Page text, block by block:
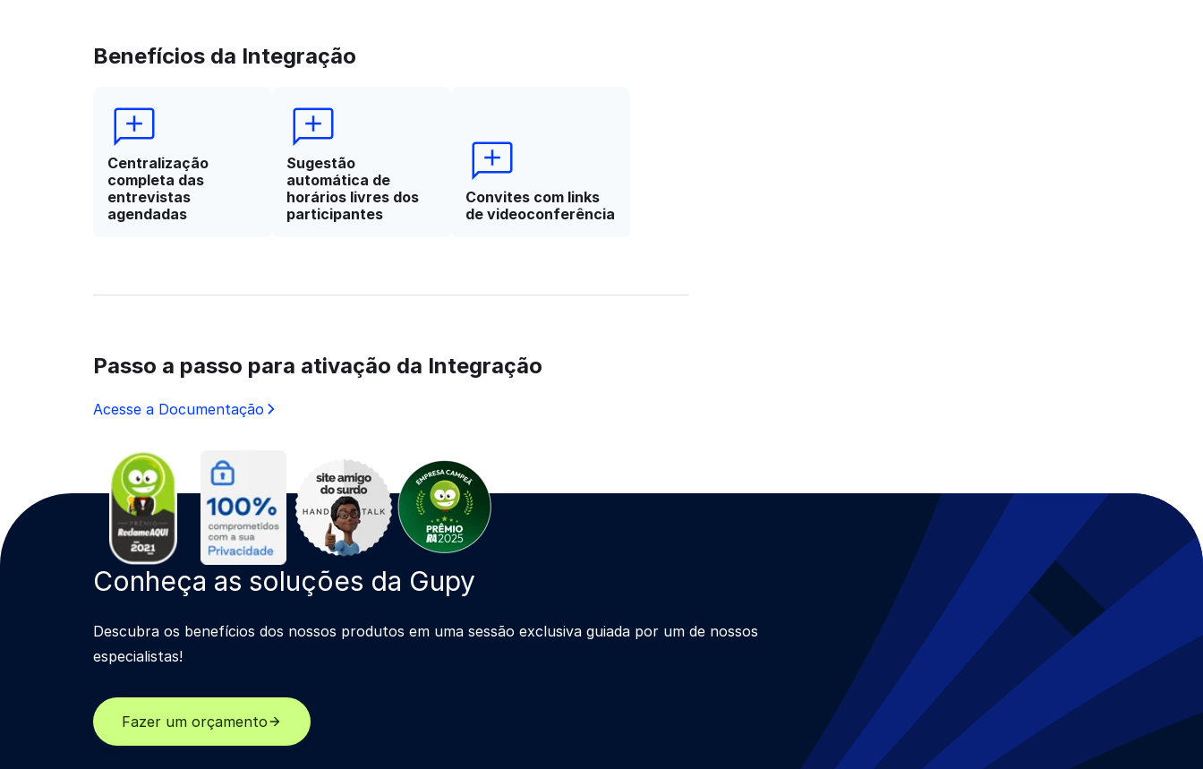
Benefícios da Integração
Centralização
completa das
entrevistas
agendadas
Sugestão
automática de
horários livres dos
participantes
Convites com links
de videoconferência
Passo a passo para ativação da Integração
Acesse a Documentação
Conheça as soluções da Gupy
Descubra os benefícios dos nossos produtos em uma sessão exclusiva guiada por um de nossos
especialistas!
Fazer um orçamento